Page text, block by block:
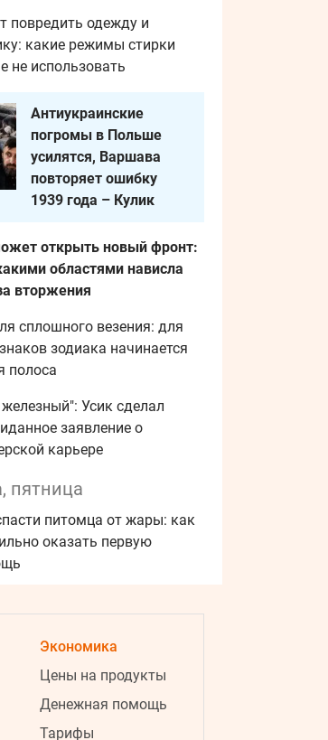
повредить одежду и
какие режимы стирки
не использовать
Антиукраинские
погромы в Польше
усилятся, Варшава
повторяет ошибку
1939 года – Кулик
открыть новый фронт:
областями нависла
вторжения
сплошного везения: для
зодиака начинается
полоса
Усик сделал
заявление о
карьере
пятница
питомца от жары: как
оказать первую
Реклама
Экономика
Цены на продукты
Денежная помощь
Тарифы